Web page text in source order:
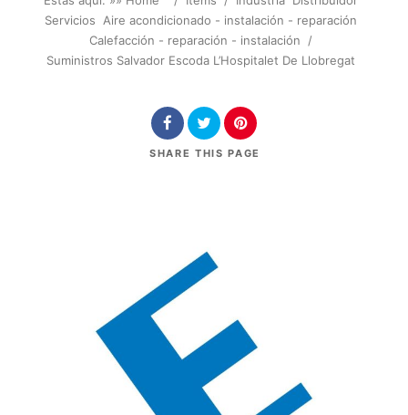
Servicios
Aire acondicionado - instalación - reparación
Calefacción - reparación - instalación
/
Suministros Salvador Escoda L’Hospitalet De Llobregat
SHARE THIS PAGE